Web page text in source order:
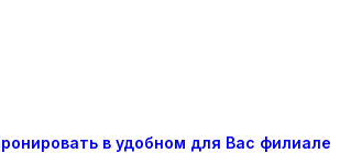
в удобном для Вас филиале